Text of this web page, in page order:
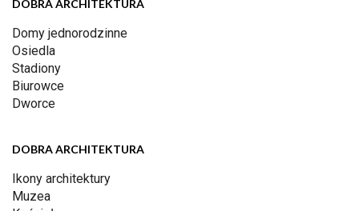
DOBRA ARCHITEKTURA
Domy jednorodzinne
Osiedla
Stadiony
Biurowce
Dworce
DOBRA ARCHITEKTURA
Ikony architektury
Muzea